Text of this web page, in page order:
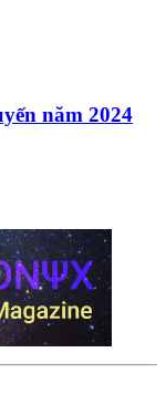
năm 2024